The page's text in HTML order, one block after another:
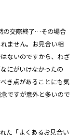
の交際終了…その場合
ません。お見合い相
ないのですから、わざ
にがいけなかったの
き点があることにも気
ですが意外と多いので
た「よくあるお見合い